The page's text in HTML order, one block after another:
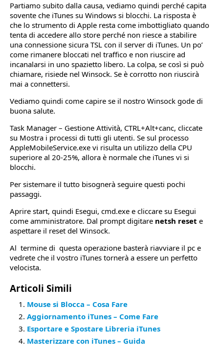
Partiamo subito dalla causa, vediamo quindi perché capita
sovente che iTunes su Windows si blocchi. La risposta è
che lo strumento di Apple resta come imbottigliato quando
tenta di accedere allo store perché non riesce a stabilire
una connessione sicura TSL con il server di iTunes. Un po’
come rimanere bloccati nel traffico e non riuscire ad
incanalarsi in uno spazietto libero. La colpa, se così si può
chiamare, risiede nel Winsock. Se è corrotto non riuscirà
mai a connettersi.
Vediamo quindi come capire se il nostro Winsock gode di
buona salute.
Task Manager – Gestione Attività, CTRL+Alt+canc, cliccate
su Mostra i processi di tutti gli utenti. Se sul processo
AppleMobileService.exe vi risulta un utilizzo della CPU
superiore al 20-25%, allora è normale che iTunes vi si
blocchi.
Per sistemare il tutto bisognerà seguire questi pochi
passaggi.
Aprire start, quindi Esegui, cmd.exe e cliccare su Esegui
come amministratore. Dal prompt digitare netsh reset e
aspettare il reset del Winsock.
Al termine di questa operazione basterà riavviare il pc e
vedrete che il vostro iTunes tornerà a essere un perfetto
velocista.
Articoli Simili
Mouse si Blocca – Cosa Fare
Aggiornamento iTunes – Come Fare
Esportare e Spostare Libreria iTunes
Masterizzare con iTunes – Guida